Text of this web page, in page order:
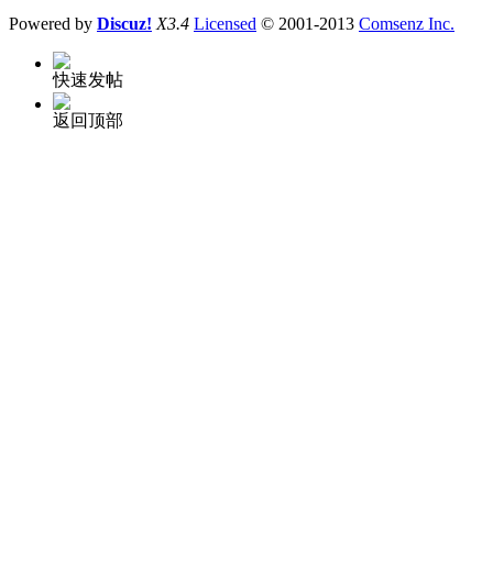
Powered by Discuz! X3.4 Licensed © 2001-2013 Comsenz Inc.
快速发帖
返回顶部